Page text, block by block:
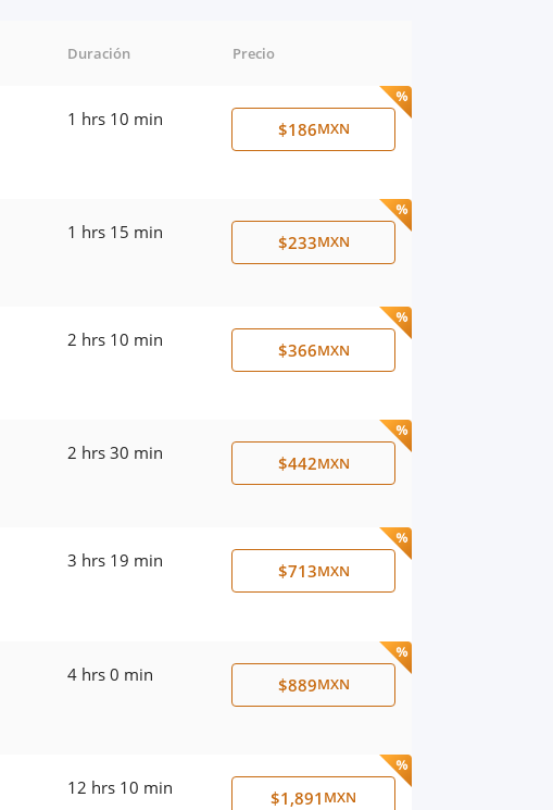
Duración Precio
1 hrs 10 min $186MXN
1 hrs 15 min $233MXN
2 hrs 10 min $366MXN
2 hrs 30 min $442MXN
3 hrs 19 min $713MXN
4 hrs 0 min $889MXN
12 hrs 10 min $1,891 MXN